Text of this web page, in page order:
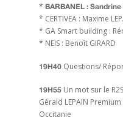
* BARBANEL : Sandrine
* CERTIVEA : Maxime
* GA Smart building :
* NEIS : Benoît GIRARD
19H40 Questions/
19H55 Un mot sur le R2S
Gérald LEPAIN
Occitanie